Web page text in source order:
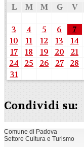
L M M G V
3
4 5 6 7
10
11 12 13 14
17
18 19 20 21
24
25 26 27 28
31
Condividi su:
Comune di Padova
Settore Cultura e Turismo